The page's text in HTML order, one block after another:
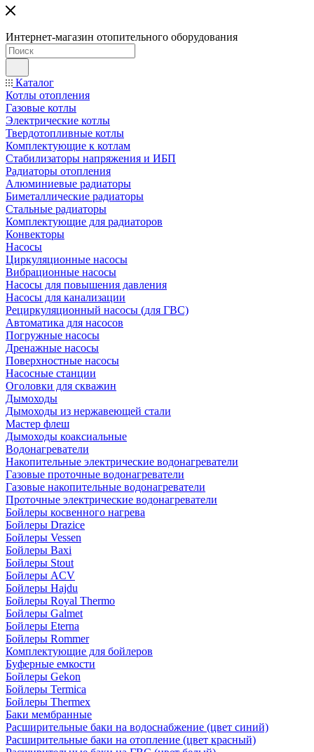
Интернет-магазин отопительного оборудования
Каталог
Котлы отопления
Газовые котлы
Электрические котлы
Твердотопливные котлы
Комплектующие к котлам
Стабилизаторы напряжения и ИБП
Радиаторы отопления
Алюминиевые радиаторы
Биметаллические радиаторы
Стальные радиаторы
Комплектующие для радиаторов
Конвекторы
Насосы
Циркуляционные насосы
Вибрационные насосы
Насосы для повышения давления
Насосы для канализации
Рециркуляционный насосы (для ГВС)
Автоматика для насосов
Погружные насосы
Дренажные насосы
Поверхностные насосы
Насосные станции
Оголовки для скважин
Дымоходы
Дымоходы из нержавеющей стали
Мастер флеш
Дымоходы коаксиальные
Водонагреватели
Накопительные электрические водонагреватели
Газовые проточные водонагреватели
Газовые накопительные водонагреватели
Проточные электрические водонагреватели
Бойлеры косвенного нагрева
Бойлеры Drazice
Бойлеры Vessen
Бойлеры Baxi
Бойлеры Stout
Бойлеры ACV
Бойлеры Hajdu
Бойлеры Royal Thermo
Бойлеры Galmet
Бойлеры Eterna
Бойлеры Rommer
Комплектующие для бойлеров
Буферные емкости
Бойлеры Gekon
Бойлеры Termica
Бойлеры Thermex
Баки мембранные
Расширительные баки на водоснабжение (цвет синий)
Расширительные баки на отопление (цвет красный)